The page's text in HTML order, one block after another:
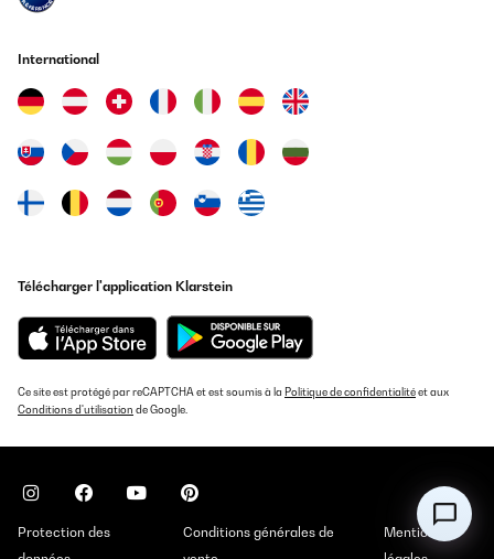
International
Télécharger l'application Klarstein
Ce site est protégé par reCAPTCHA et est soumis à la Politique de confidentialitéet aux
Conditions d'utilisation de Google.
Protection des
Conditions générales de
Mentions